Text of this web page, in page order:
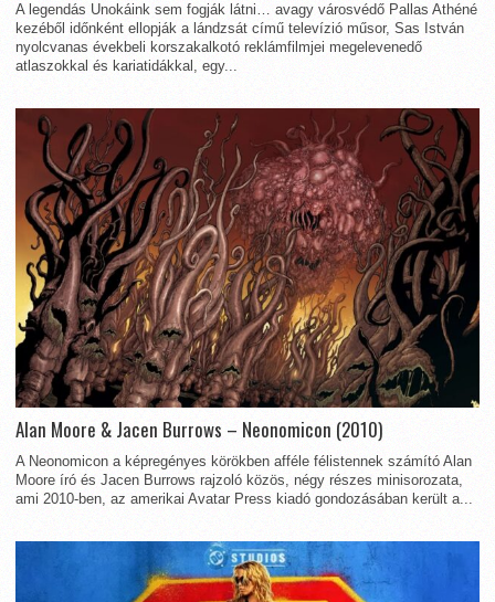
A legendás Unokáink sem fogják látni… avagy városvédő Pallas Athéné
kezéből időnként ellopják a lándzsát című televízió műsor, Sas István
nyolcvanas évekbeli korszakalkotó reklámfilmjei megelevenedő
atlaszokkal és kariatidákkal, egy...
Alan Moore & Jacen Burrows – Neonomicon (2010)
A Neonomicon a képregényes körökben afféle félistennek számító Alan
Moore író és Jacen Burrows rajzoló közös, négy részes minisorozata,
ami 2010-ben, az amerikai Avatar Press kiadó gondozásában került a...